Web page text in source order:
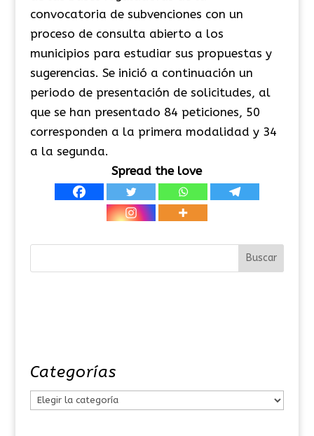
convocatoria de subvenciones con un
proceso de consulta abierto a los
municipios para estudiar sus propuestas y
sugerencias. Se inició a continuación un
periodo de presentación de solicitudes, al
que se han presentado 84 peticiones, 50
corresponden a la primera modalidad y 34
a la segunda.
Spread the love
Categorías